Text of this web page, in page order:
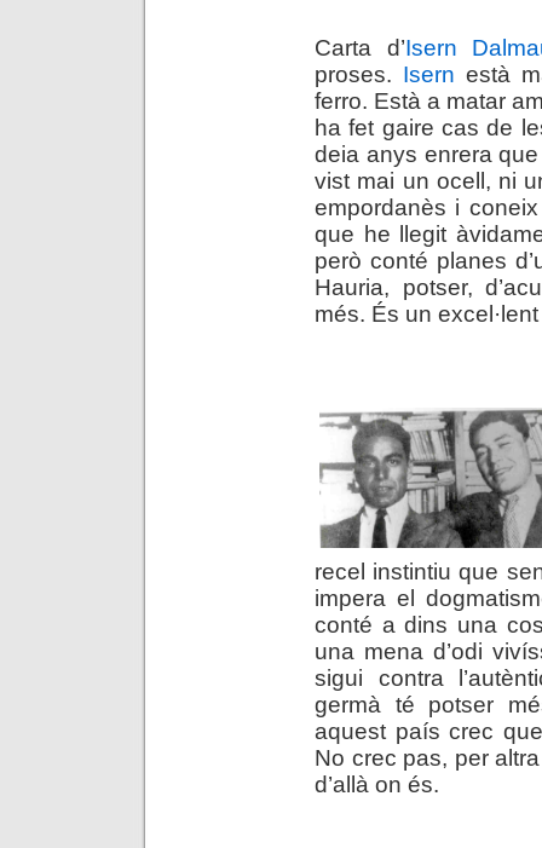
Carta d’Isern
proses. Isern està
ferro. Està a matar
ha fet gaire cas de
deia anys enrera
vist mai un ocell, ni
empordanès i
que he llegit
però conté planes
Hauria, potser,
més. És un
recel instintiu que
impera el
conté a dins una
una mena d’odi
sigui contra
germà té potser
aquest país crec
No crec pas, per
d’allà on és.